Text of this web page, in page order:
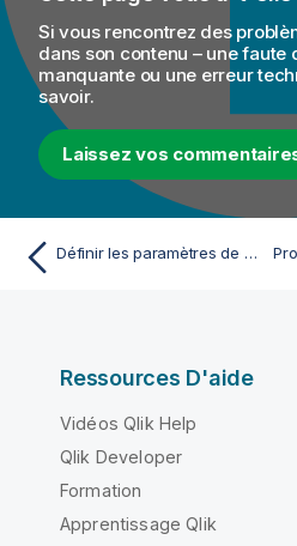
s
Si vous rencontrez des
dans son contenu – une faute
manquante ou une erreur
savoir.
Laissez vos
Définir les paramètres de connexion à Amazon EMR avec Spark Universal
Ressources D'aide
Vidéos Qlik Help
Qlik Developer
Formation
Apprentissage Qlik